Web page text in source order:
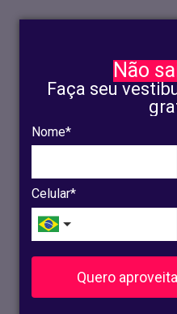
Não
Faça seu
Nome*
Celular*
Quero
CURSOS